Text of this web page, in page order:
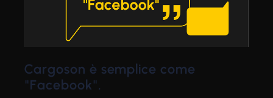
Cargoson è semplice come
"Facebook".